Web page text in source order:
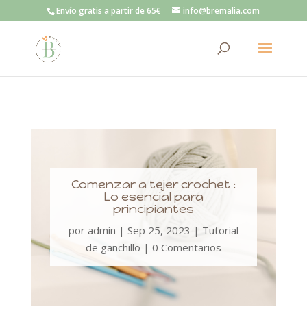
Envío gratis a partir de 65€ info@bremalia.com
Comenzar a tejer crochet :
Lo esencial para
principiantes
por admin | Sep 25, 2023 | Tutorial
de ganchillo | 0 Comentarios